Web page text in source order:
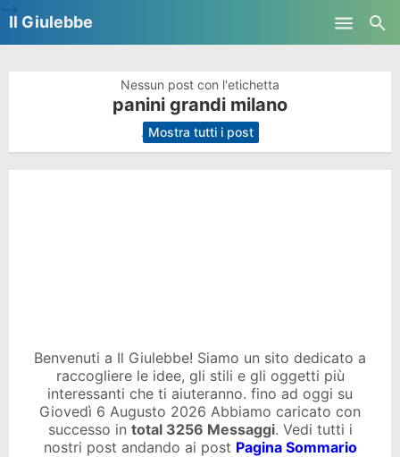
Il Giulebbe
Nessun post con l'etichetta
panini grandi milano
. Mostra tutti i post
Benvenuti a Il Giulebbe! Siamo un sito dedicato a
raccogliere le idee, gli stili e gli oggetti più
interessanti che ti aiuteranno. fino ad oggi su
Giovedì 6 Augusto 2026 Abbiamo caricato con
successo in total 3256 Messaggi. Vedi tutti i
nostri post andando ai post Pagina Sommario